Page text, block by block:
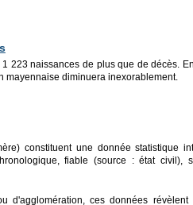
223 naissances de plus que de décès.
mayennaise diminuera inexorablement.
constituent une donnée statistique
fiable (source : état civil),
d'agglomération, ces données révèlent